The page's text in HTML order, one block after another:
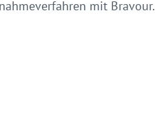
mit Bravour.